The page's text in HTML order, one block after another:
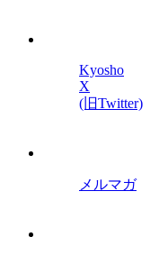
Kyosho
X
(旧Twitter)
メルマガ